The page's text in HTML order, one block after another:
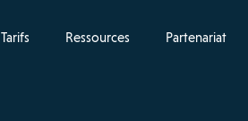
Tarifs Ressources Partenariat